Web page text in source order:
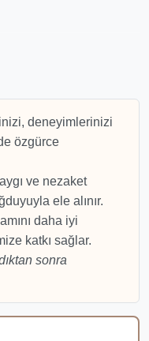
deneyimlerinizi
özgürce
ve nezaket
ele alınır.
daha iyi
katkı sağlar.
sonra